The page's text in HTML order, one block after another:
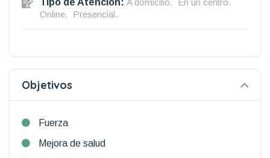
Tipo de Atención: A domicilio.
En un centro.
Online.
Presencial.
Objetivos
Fuerza
Mejora de salud